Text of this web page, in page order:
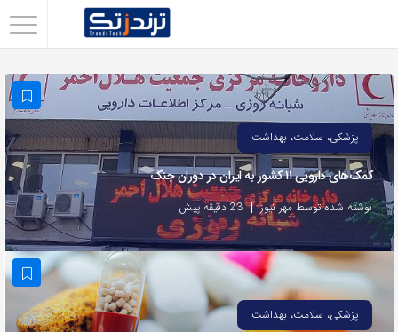
با
استفاده
روش‌های
زیر
می‌توانید
این
صفحه
پزشکی، سلامت، بهداشت
کمک‌های دارویی ۱۱ کشور به ایران در دوران جنگ
نوشته شده توسط مهر نیوز 23 دقیقه پیش
پزشکی، سلامت، بهداشت